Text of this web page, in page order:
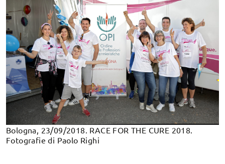
Bologna, 23/09/2018. RACE FOR THE CURE 2018.
Fotografie di Paolo Righi